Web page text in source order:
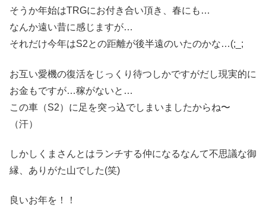
そうか年始はTRGにお付き合い頂き、春にも…
なんか遠い昔に感じますが…
それだけ今年はS2との距離が後半遠のいたのかな…(;_;
お互い愛機の復活をじっくり待つしかですがだし現実的に
お金もですが…稼がないと…
この車（S2）に足を突っ込でしまいましたからね〜
（汗）
しかしくまさんとはランチする仲になるなんて不思議な御
縁、ありがた山でした(笑)
良いお年を！！